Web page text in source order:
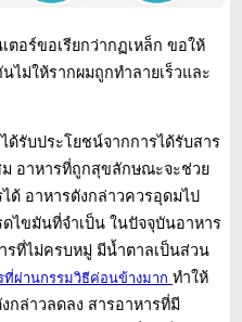
ตอร์ขอเรียกว่ากฏเหล็ก ขอให้
ไม่ให้รากผมถูกทำลายเร็วและ
ได้รับประโยชน์จากการได้รับสาร
ม อาหารที่ถูกสุขลักษณะจะช่วย
ด้ อาหารดังกล่าวควรอุดมไป
ไขมันที่จำเป็น ในปัจจุบันอาหาร
ที่ไม่ครบหมู่ มีน้ำตาลเป็นส่วน
ที่ผ่านกรรมวิธีค่อนข้างมาก ทำให้
กล่าวลดลง สารอาหารที่มี